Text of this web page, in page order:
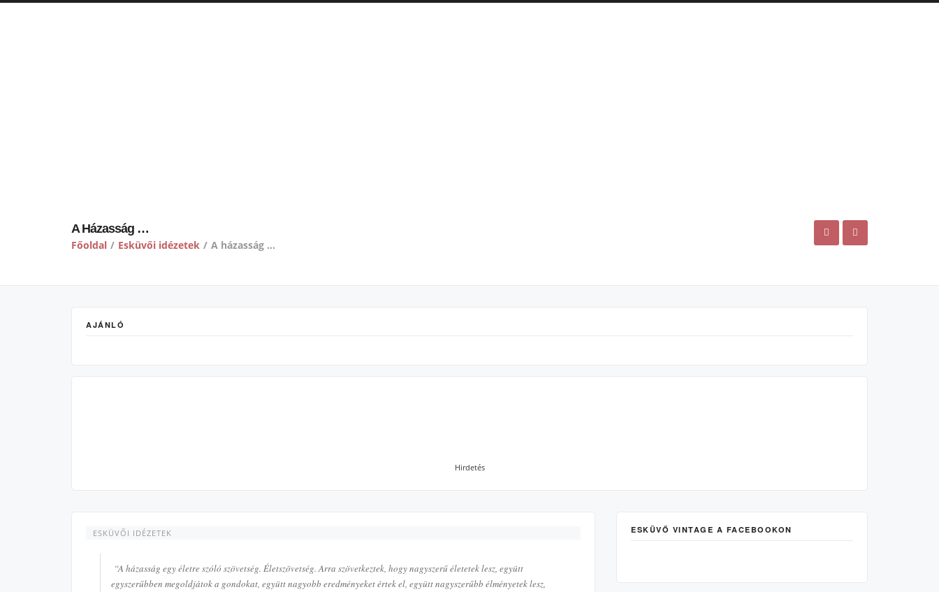
A Házasság …
Főoldal / Esküvői idézetek / A házasság …
AJÁNLÓ
Hirdetés
ESKÜVŐI IDÉZETEK
“A házasság egy életre szóló szövetség. Életszövetség. Arra szövetkeztek, hogy nagyszerű életetek lesz, együtt
egyszerűbben megoldjátok a gondokat, együtt nagyobb eredményeket értek el, együtt nagyszerűbb élményetek lesz,
ESKÜVŐ VINTAGE A FACEBOOKON